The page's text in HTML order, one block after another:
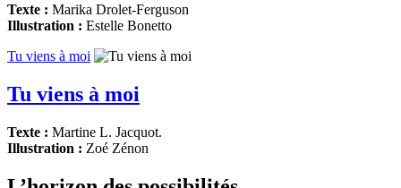
Texte : Marika Drolet-Ferguson
Illustration : Estelle Bonetto
Tu viens à moi
Tu viens à moi
Texte : Martine L. Jacquot.
Illustration : Zoé Zénon